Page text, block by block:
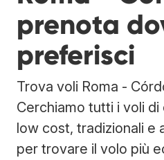
prenota
preferisci
Trova voli Roma -
Cerchiamo tutti i voli
low cost, tradizionali e
per trovare il volo più